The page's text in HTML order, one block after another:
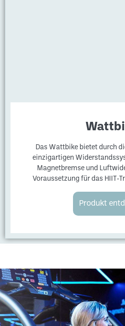
Das Wattbike bietet durch
einzigartigen
Magnetbremse und
Voraussetzung für das HIIT-
Produkt